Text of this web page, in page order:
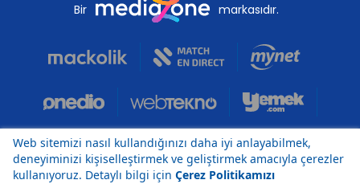
Bir markasıdır.